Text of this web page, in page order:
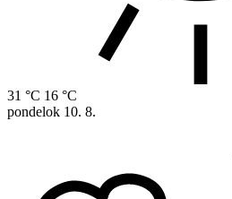
31 °C 16 °C
pondelok 10. 8.